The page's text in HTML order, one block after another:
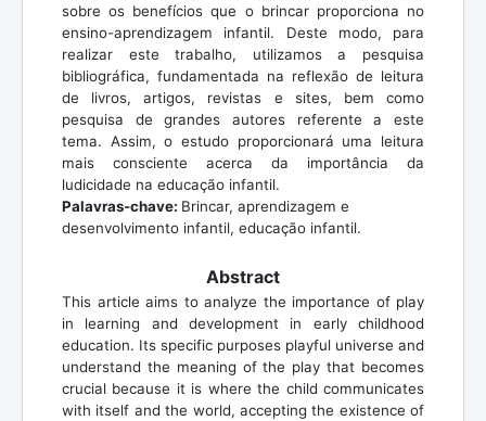
sobre os benefícios que o brincar proporciona no
ensino-aprendizagem infantil. Deste modo, para
realizar este trabalho, utilizamos a pesquisa
bibliográfica, fundamentada na reflexão de leitura
de livros, artigos, revistas e sites, bem como
pesquisa de grandes autores referente a este
tema. Assim, o estudo proporcionará uma leitura
mais consciente acerca da importância da
ludicidade na educação infantil.
Palavras-chave: Brincar, aprendizagem e
desenvolvimento infantil, educação infantil.
Abstract
This article aims to analyze the importance of play
in learning and development in early childhood
education. Its specific purposes playful universe and
understand the meaning of the play that becomes
crucial because it is where the child communicates
with itself and the world, accepting the existence of